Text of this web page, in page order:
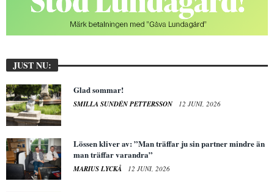
JUST NU:
Glad sommar!
SMILLA SUNDÉN PETTERSSON 12 JUNI, 2026
Lössen kliver av: ”Man träffar ju sin partner mindre än
man träffar varandra”
MARIUS LYCKÅ 12 JUNI, 2026